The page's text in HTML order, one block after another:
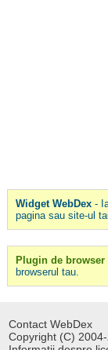
Widget WebDex-
pagina sau site-ul
Plugin de browser
browserul tau.
Contact WebDex
Copyright (C)